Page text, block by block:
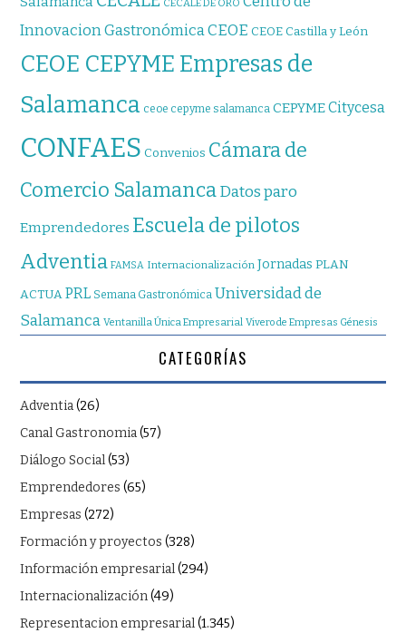
CECALE DE ORO
Innovacion Gastronómica CEOE CEOE Castilla y León
CEOE CEPYME Empresas de
Salamanca ceoe cepyme salamanca CEPYMECitycesa
CONFAES Convenios Cámara de
Comercio SalamancaDatos paro
Emprendedores Escuela de pilotos
Adventia FAMSA Internacionalización Jornadas PLAN
ACTUA PRL Semana Gastronómica Universidad de
Salamanca Ventanilla Única Empresarial Vivero de Empresas Génesis
CATEGORÍAS
Adventia(26)
Canal Gastronomia(57)
Diálogo Social(53)
Emprendedores (65)
Empresas (272)
Formación y proyectos (328)
Información empresarial(294)
Internacionalización(49)
Representacion empresarial(1.345)